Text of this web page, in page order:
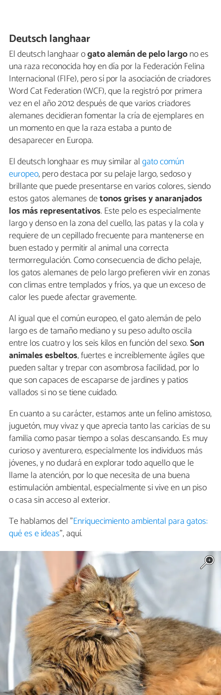
Deutsch langhaar
El deutsch langhaar ogato alemán de pelo largono es
una raza reconocida hoy en día por la Federación Felina
Internacional (FIFe), pero sí por la asociación de criadores
Word Cat Federation (WCF), que la registró por primera
vez en el año 2012 después de que varios criadores
alemanes decidieran fomentar la cría de ejemplares en
un momento en que la raza estaba a punto de
desaparecer en Europa.
El deutsch longhaar es muy similar algato común
europeo, pero destaca por su pelaje largo, sedoso y
brillante que puede presentarse en varios colores, siendo
estos gatos alemanes detonos grises y anaranjados
los más representativos. Este pelo es especialmente
largo y denso en la zona del cuello, las patas y la cola y
requiere de un cepillado frecuente para mantenerse en
buen estado y permitir al animal una correcta
termorregulación. Como consecuencia de dicho pelaje,
los gatos alemanes de pelo largo prefieren vivir en zonas
con climas entre templados y fríos, ya que un exceso de
calor les puede afectar gravemente.
Al igual que el común europeo, el gato alemán de pelo
largo es de tamaño mediano y su peso adulto oscila
entre los cuatro y los seis kilos en función del sexo.Son
animales esbeltos, fuertes e increíblemente ágiles que
pueden saltar y trepar con asombrosa facilidad, por lo
que son capaces de escaparse de jardines y patios
vallados si no se tiene cuidado.
En cuanto a su carácter, estamos ante un felino amistoso,
juguetón, muy vivaz y que aprecia tanto las caricias de su
familia como pasar tiempo a solas descansando. Es muy
curioso y aventurero, especialmente los individuos más
jóvenes, y no dudará en explorar todo aquello que le
llame la atención, por lo que necesita de una buena
estimulación ambiental, especialmente si vive en un piso
o casa sin acceso al exterior.
Te hablamos del "Enriquecimiento ambiental para gatos:
qué es e ideas", aquí.